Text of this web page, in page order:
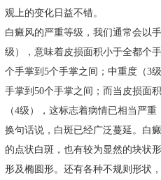
观上的变化日益不错。
白癜风的严重等级，我们通常会以
级），意味着皮损面积小于全都个
个手掌到5个手掌之间；中重度（3
手掌到50个手掌之间；而当皮损面
（4级），这标志着病情已相当严
换句话说，白斑已经广泛蔓延。白
的点状白斑，也有较为显然的块状
形及椭圆形。还有各种不规则形状